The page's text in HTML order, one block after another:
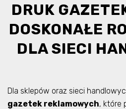
DRUK
DOSKONAŁE
DLA SIECI
Dla sklepów oraz sieci
gazetek reklamowych, które